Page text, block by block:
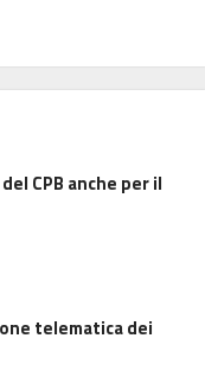
CPB anche per il
telematica dei